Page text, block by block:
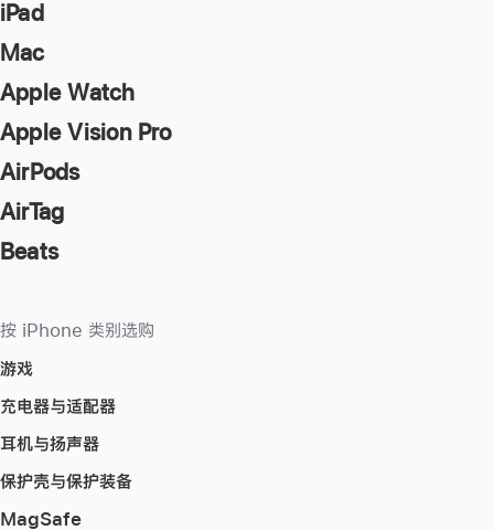
iPad
Mac
Apple Watch
Apple Vision Pro
AirPods
AirTag
Beats
按 iPhone 类别选购
游戏
充电器与适配器
耳机与扬声器
保护壳与保护装备
MagSafe